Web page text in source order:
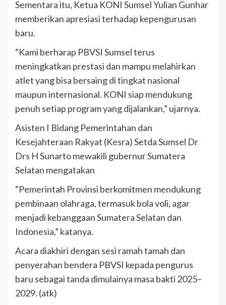
Sementara itu, Ketua KONI Sumsel Yulian Gunhar
memberikan apresiasi terhadap kepengurusan
baru.
“Kami berharap PBVSI Sumsel terus
meningkatkan prestasi dan mampu melahirkan
atlet yang bisa bersaing di tingkat nasional
maupun internasional. KONI siap mendukung
penuh setiap program yang dijalankan,” ujarnya.
Asisten I Bidang Pemerintahan dan
Kesejahteraan Rakyat (Kesra) Setda Sumsel Dr
Drs H Sunarto mewakili gubernur Sumatera
Selatan mengatakan
“Pemerintah Provinsi berkomitmen mendukung
pembinaan olahraga, termasuk bola voli, agar
menjadi kebanggaan Sumatera Selatan dan
Indonesia,” katanya.
Acara diakhiri dengan sesi ramah tamah dan
penyerahan bendera PBVSI kepada pengurus
baru sebagai tanda dimulainya masa bakti 2025–
2029. (atk)